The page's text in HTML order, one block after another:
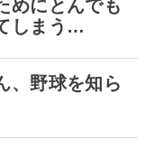
めにとんでも
しまう…
、野球を知ら